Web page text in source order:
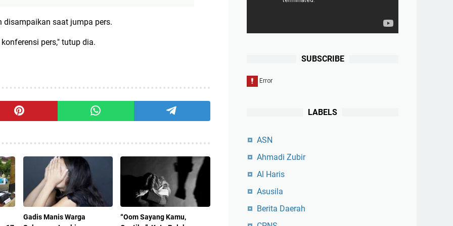
disampaikan saat jumpa pers.
pers," tutup dia.
Gadis Manis Warga
“Oom Sayang Kamu,
SUBSCRIBE
LABELS
ASN
Ahmadi Zubir
Al Haris
Asusila
Berita Daerah